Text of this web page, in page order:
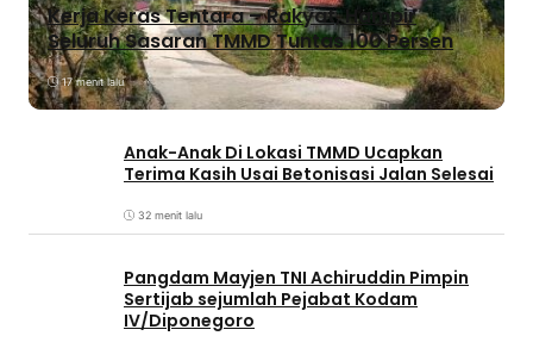
Kerja Keras Tentara – Rakyat, Hampir
Seluruh Sasaran TMMD Tuntas 100 Persen
17 menit lalu
Anak-Anak Di Lokasi TMMD Ucapkan
Terima Kasih Usai Betonisasi Jalan Selesai
32 menit lalu
Pangdam Mayjen TNI Achiruddin Pimpin
Sertijab sejumlah Pejabat Kodam
IV/Diponegoro